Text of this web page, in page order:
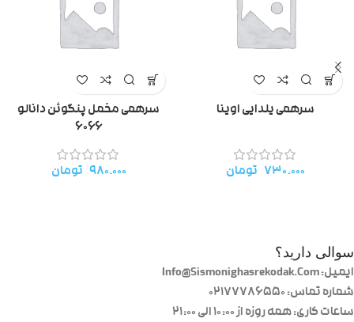
سرهمی یلدایی اوینا
۷۳۰.۰۰۰ تومان
سرهمی مخمل پنگوئن دانالو
۶۰۶۶
۹۸۰.۰۰۰ تومان
سوالی دارید؟
ایمیل: Info@Sismonighasrekodak.Com
شماره تماس: 02177786550
ساعات کاری: همه روزه از ۱۰:۰۰ الی ۲۱:۰۰